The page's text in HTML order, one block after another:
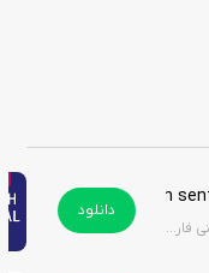
جملات رایج انگلیسی به همراه معنی فارسی
دانلود